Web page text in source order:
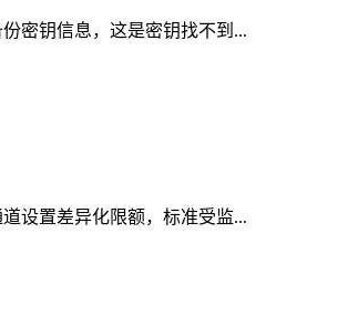
密钥信息，这是密钥找不到...
设置差异化限额，标准受监...